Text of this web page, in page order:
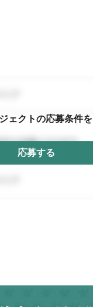
ェクトの応募条件を
応募する